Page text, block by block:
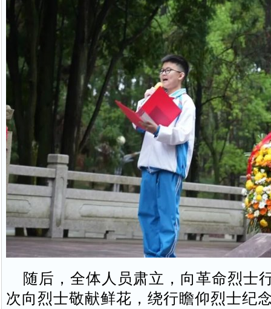
随后，全体人员肃立，向革命烈士
次向烈士敬献鲜花，绕行瞻仰烈士纪